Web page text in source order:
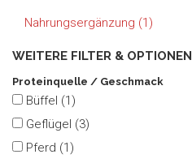
Nahrungsergänzung (1)
WEITERE FILTER & OPTIONEN
Proteinquelle / Geschmack
Büffel (1)
Geflügel (3)
Pferd (1)